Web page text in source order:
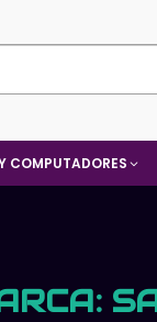
COMPUTADORES